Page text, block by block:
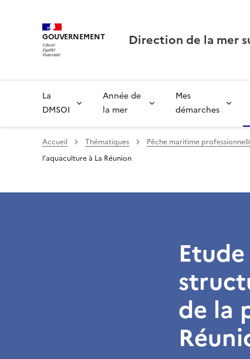
GOUVERNEMENT Direction de la mer
La
DMSOI
Année de
la mer
Mes
démarches
Accueil Thématiques Pêche maritime
l’aquaculture à La Réunion
de la